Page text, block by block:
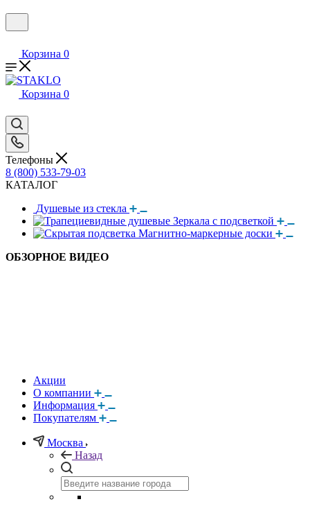
Корзина 0
Корзина 0
Телефоны
8 (800) 533-79-03
КАТАЛОГ
Душевые из стекла
Зеркала с подсветкой
Магнитно-маркерные доски
ОБЗОРНОЕ ВИДЕО
Акции
О компании
Информация
Покупателям
Москва
Назад